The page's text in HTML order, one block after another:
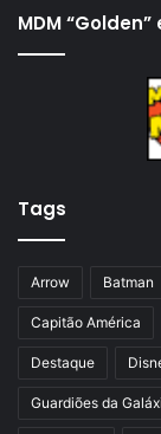
MDM “Golden”
Tags
Arrow Batman
Capitão América
Destaque
Guardiões da